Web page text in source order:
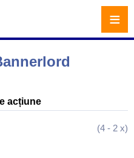
acțiune
(4 - 2 x)
≡